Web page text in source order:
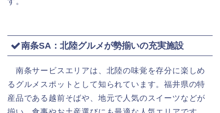
南条SA：北陸グルメが勢揃いの充実施設
南条サービスエリアは、北陸の味覚を存分に楽しめ
るグルメスポットとして知られています。福井県の特
産品である越前そばや、地元で人気のスイーツなどが